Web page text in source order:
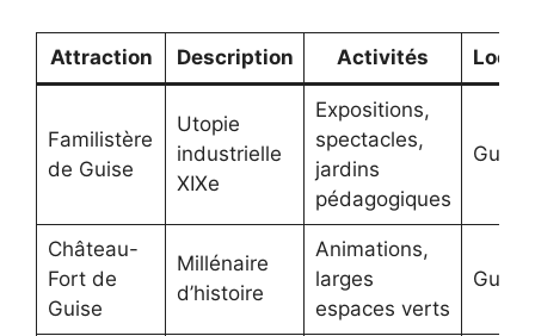
Attraction Description Activités
Familistère
de Guise
Utopie
industrielle
XIXe
Expositions,
spectacles,
jardins
pédagogiques
Guise
Château-
Fort de
Guise
Millénaire
d’histoire
Animations,
larges
espaces verts
Guise